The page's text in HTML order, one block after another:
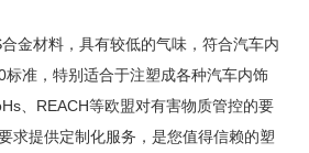
合金材料，具有较低的气味，符合汽车内
标准，特别适合于注塑成各种汽车内饰
、 REACH等欧盟对有害物质管控的要
求提供定制化服务，是您值得信赖的塑